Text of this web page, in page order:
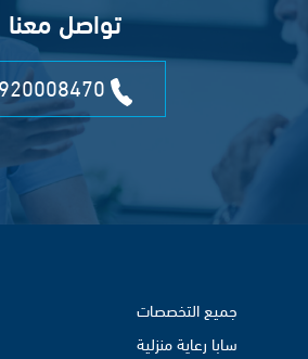
تواصل معنا
جميع التخصصات
سابا رعاية منزلية